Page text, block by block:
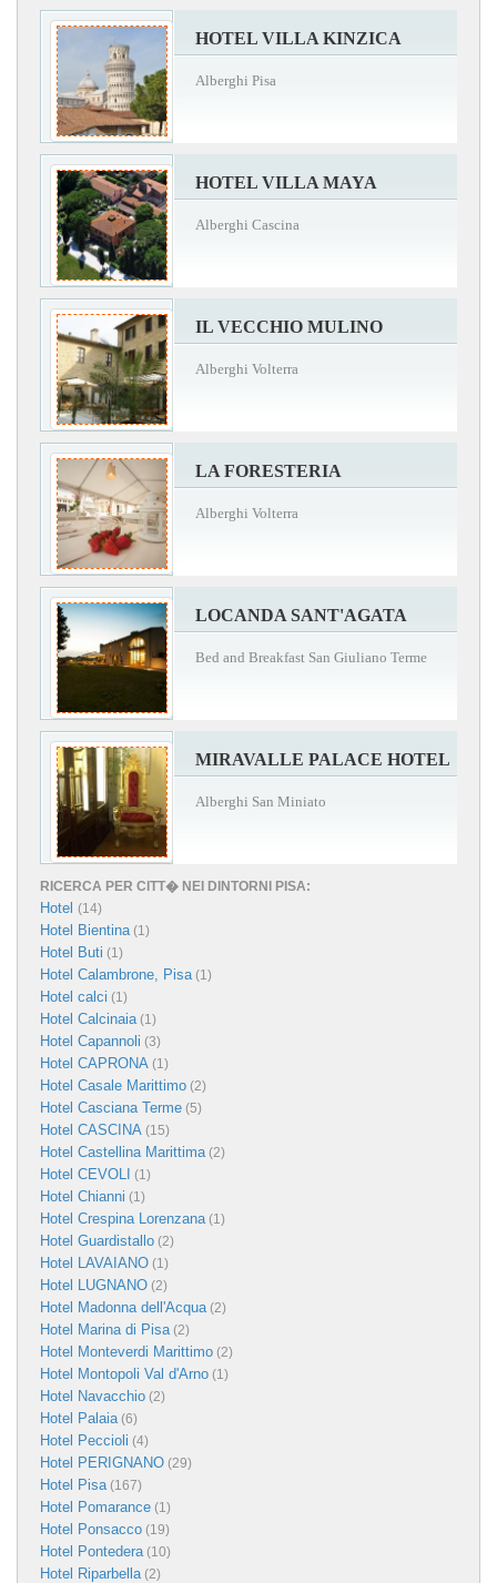
HOTEL VILLA KINZICA
Alberghi Pisa
HOTEL VILLA MAYA
Alberghi Cascina
IL VECCHIO MULINO
Alberghi Volterra
LA FORESTERIA
Alberghi Volterra
LOCANDA SANT'AGATA
Bed and Breakfast San Giuliano Terme
MIRAVALLE PALACE HOTEL
Alberghi San Miniato
RICERCA PER CITT� NEI DINTORNI PISA:
Hotel (14)
Hotel Bientina(1)
Hotel Buti (1)
Hotel Calambrone, Pisa(1)
Hotel calci (1)
Hotel Calcinaia(1)
Hotel Capannoli (3)
Hotel CAPRONA (1)
Hotel Casale Marittimo (2)
Hotel Casciana Terme (5)
Hotel CASCINA (15)
Hotel Castellina Marittima(2)
Hotel CEVOLI (1)
Hotel Chianni (1)
Hotel Crespina Lorenzana(1)
Hotel Guardistallo (2)
Hotel LAVAIANO (1)
Hotel LUGNANO (2)
Hotel Madonna dell'Acqua(2)
Hotel Marina di Pisa(2)
Hotel Monteverdi Marittimo (2)
Hotel Montopoli Val d'Arno (1)
Hotel Navacchio (2)
Hotel Palaia(6)
Hotel Peccioli (4)
Hotel PERIGNANO (29)
Hotel Pisa(167)
Hotel Pomarance (1)
Hotel Ponsacco (19)
Hotel Pontedera(10)
Hotel Riparbella(2)